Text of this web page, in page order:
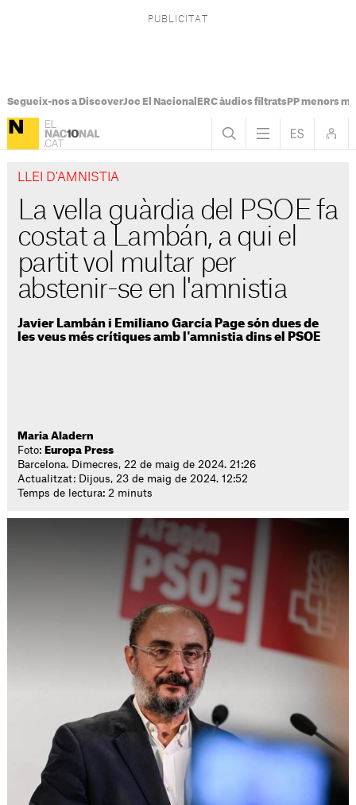
Segueix-nos a DiscoverJoc El Nacional ERC àudios filtratsPP menors
LLEI D'AMNISTIA
La vella guàrdia del PSOE fa
costat a Lambán, a qui el
partit vol multar per
abstenir-se en l'amnistia
Javier Lambán i Emiliano García Page són dues de
les veus més crítiques amb l'amnistia dins el PSOE
Maria Aladern
Foto: Europa Press
Barcelona. Dimecres, 22 de maig de 2024. 21:26
Actualitzat: Dijous, 23 de maig de 2024. 12:52
Temps de lectura: 2 minuts